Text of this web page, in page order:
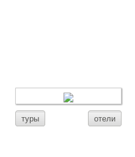
туры отели